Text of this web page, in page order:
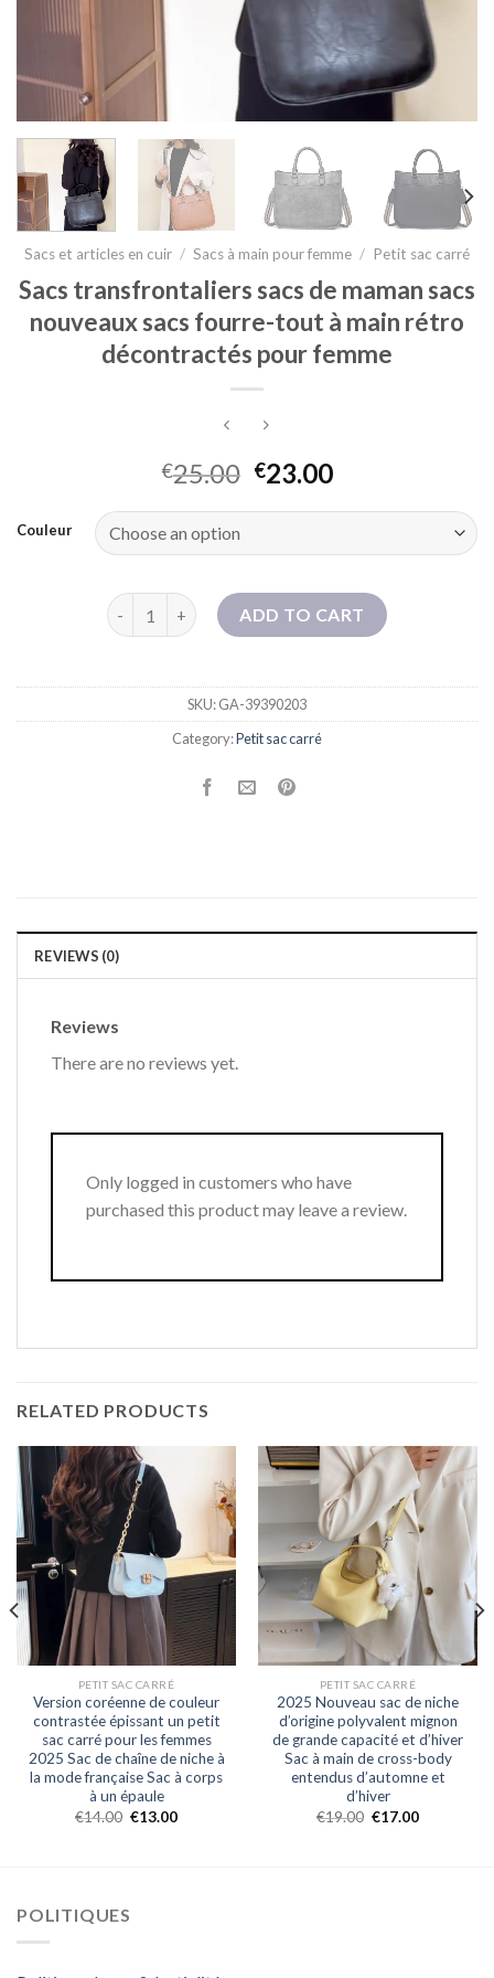
Sacs et articles en cuir / Sacs à main pour femme / Petit sac carré
Sacs transfrontaliers sacs de maman sacs
nouveaux sacs fourre-tout à main rétro
décontractés pour femme
€25.00 €23.00
Couleur
Sacs transfrontaliers sacs de maman sacs
ADD TO CART
SKU:GA-39390203
Category:Petit sac carré
REVIEWS (0)
Reviews
There are no reviews yet.
Only logged in customers who have
purchased this product may leave a review.
RELATED PRODUCTS
PETIT SAC CARRÉ
Version coréenne de couleur
contrastée épissant un petit
sac carré pour les femmes
2025 Sac de chaîne de niche à
la mode française Sac à corps
à un épaule
€14.00 €13.00
PETIT SAC CARRÉ
2025 Nouveau sac de niche
d’origine polyvalent mignon
de grande capacité et d’hiver
Sac à main de cross-body
entendus d’automne et
d’hiver
€19.00 €17.00
POLITIQUES